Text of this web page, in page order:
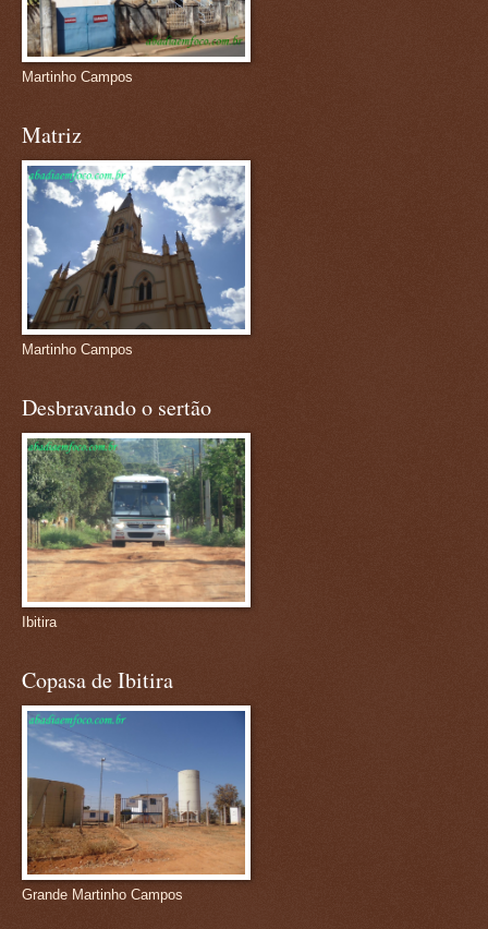
Martinho Campos
Matriz
Martinho Campos
Desbravando o sertão
Ibitira
Copasa de Ibitira
Grande Martinho Campos